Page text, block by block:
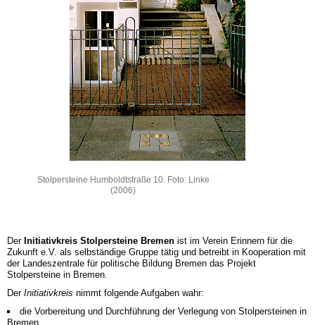
Stolpersteine Humboldtstraße 10. Foto: Linke
(2006)
Der Initiativkreis Stolpersteine Bremen ist im Verein Erinnern für die
Zukunft e.V. als selbständige Gruppe tätig und betreibt in Kooperation mit
der Landeszentrale für politische Bildung Bremen das Projekt
Stolpersteine in Bremen.
Der Initiativkreis nimmt folgende Aufgaben wahr:
die Vorbereitung und Durchführung der Verlegung von Stolpersteinen in
Bremen